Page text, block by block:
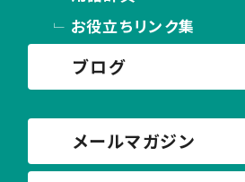
お役立ちリンク集
ブログ
メールマガジン